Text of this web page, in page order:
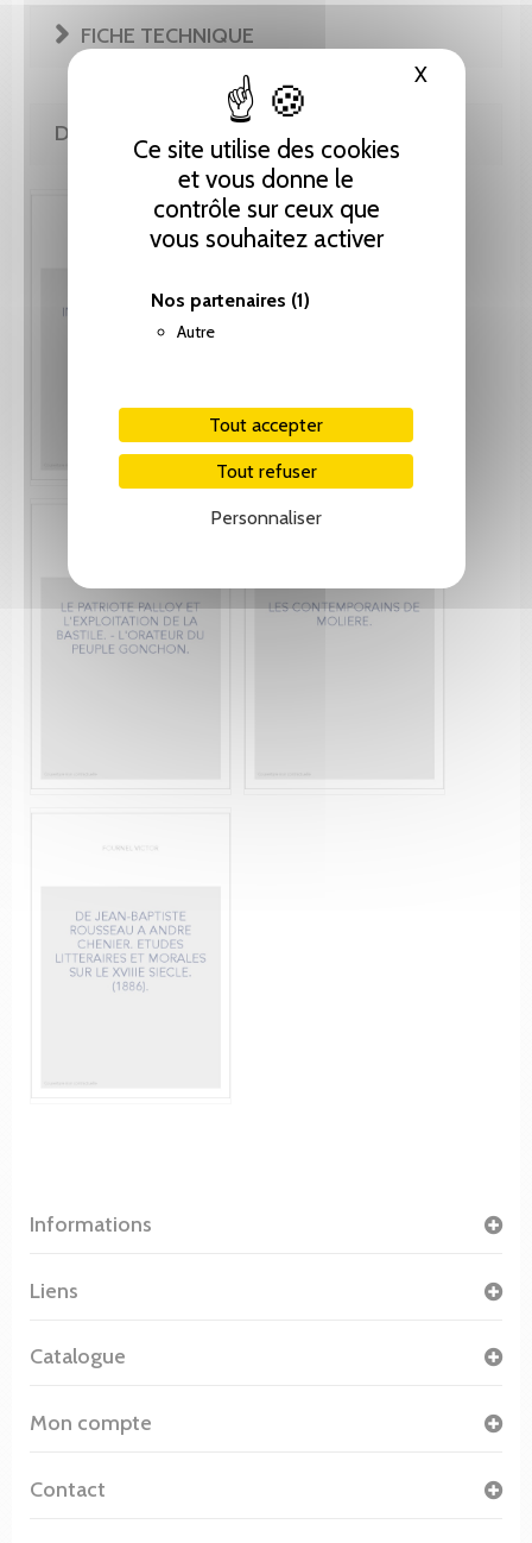
Ce site utilise des cookies
et vous donne le
contrôle sur ceux que
vous souhaitez activer
Nos partenaires (1)
Autre
Tout accepter
Tout refuser
Personnaliser
XMasquer
FICHE TECHNIQUE
DE MÊME AUTEUR(E)
Informations
Liens
Catalogue
Mon compte
Contact